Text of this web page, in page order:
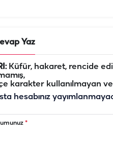
Yaz
Küfür, hakaret, rencide
karakter kullanılmayan
hesabınız
*